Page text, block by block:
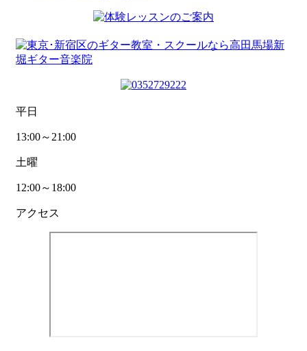
平日
13:00～21:00
土曜
12:00～18:00
アクセス